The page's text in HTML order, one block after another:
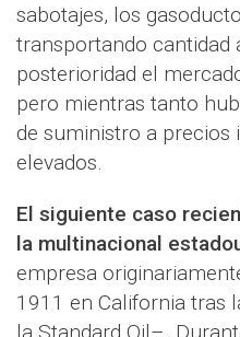
sabotajes, los
transportando cantidad
posterioridad el
pero mientras tanto
de suministro a precios
elevados.
El siguiente caso
la multinacional
empresa
1911 en California tras